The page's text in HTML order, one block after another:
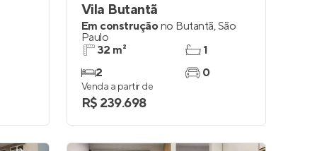
Vila Butantã
Em construçãono Butantã,São
Paulo
32 m²
2
1
0
Venda a partir de
R$ 239.698